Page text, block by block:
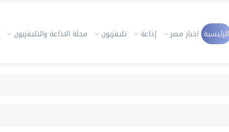
الرئيسية اخبار مصر إذاعة تليفزيون مجلة الاذاعة والتليفزيون